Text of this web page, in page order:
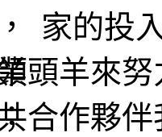
家的投
頭羊來
合作夥